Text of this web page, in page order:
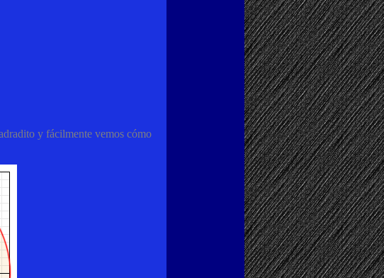
y fácilmente vemos cómo